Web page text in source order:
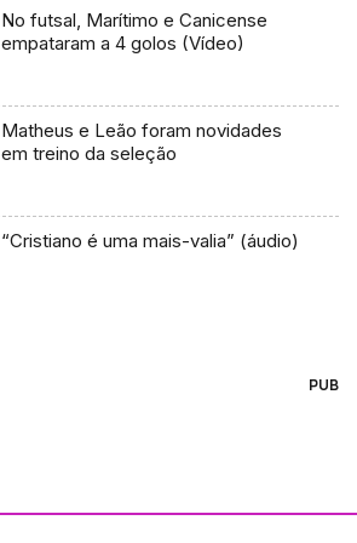
No futsal, Marítimo e Canicense
empataram a 4 golos (Vídeo)
Matheus e Leão foram novidades
em treino da seleção
“Cristiano é uma mais-valia” (áudio)
PUB